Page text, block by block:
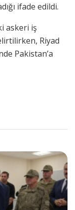
ifade edildi.
askeri iş
Riyad
Pakistan’a